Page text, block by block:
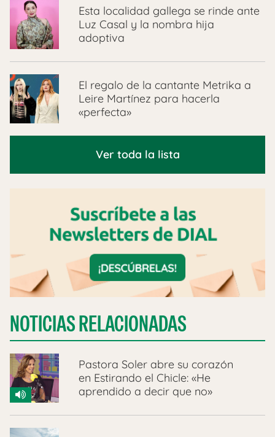
Esta localidad gallega se rinde ante
Luz Casal y la nombra hija
adoptiva
El regalo de la cantante Metrika a
Leire Martínez para hacerla
«perfecta»
Ver toda la lista
NOTICIAS RELACIONADAS
Pastora Soler abre su corazón
en Estirando el Chicle: «He
aprendido a decir que no»